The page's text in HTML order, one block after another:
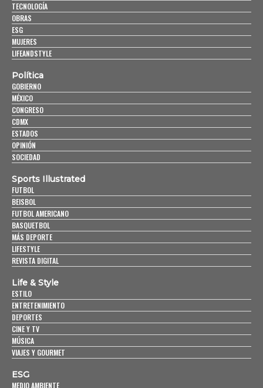
TECNOLOGÍA
OBRAS
ESG
MUJERES
LIFEANDSTYLE
Política
GOBIERNO
MÉXICO
CONGRESO
CDMX
ESTADOS
OPINIÓN
SOCIEDAD
Sports Illustrated
FUTBOL
BEISBOL
FUTBOL AMERICANO
BASQUETBOL
MÁS DEPORTE
LIFESTYLE
REVISTA DIGITAL
Life & Style
ESTILO
ENTRETENIMIENTO
DEPORTES
CINE Y TV
MÚSICA
VIAJES Y GOURMET
ESG
MEDIO AMBIENTE